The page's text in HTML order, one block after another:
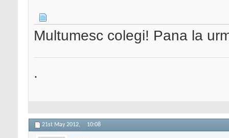
Multumesc colegi! Pana la
.
21st May 2012, 10:08